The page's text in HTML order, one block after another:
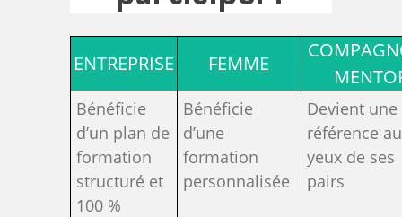
ENTREPRISE FEMME
Bénéficie
d’un plan de
formation
structuré et
100 %
Bénéficie
d’une
formation
personnalisée
Devient une
référence
yeux de ses
pairs